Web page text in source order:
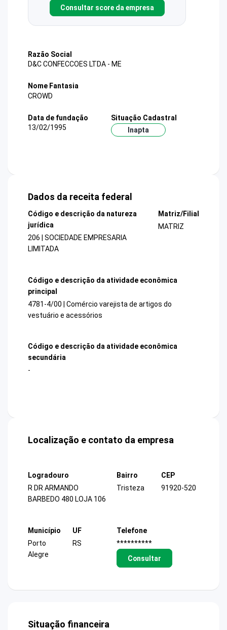
Consultar score da empresa
Razão Social
D&C CONFECCOES LTDA - ME
Nome Fantasia
CROWD
Data de fundação
13/02/1995
Situação Cadastral
Inapta
Dados da receita federal
Código e descrição da natureza
jurídica
206 | SOCIEDADE EMPRESARIA
LIMITADA
Matriz/Filial
MATRIZ
Código e descrição da atividade econômica
principal
4781-4/00 | Comércio varejista de artigos do
vestuário e acessórios
Código e descrição da atividade econômica
secundária
-
Localização e contato da empresa
Logradouro
R DR ARMANDO
BARBEDO 480 LOJA 106
Bairro
Tristeza
CEP
91920-520
Município
Porto
Alegre
UF
RS
Telefone
**********
Consultar
Situação financeira